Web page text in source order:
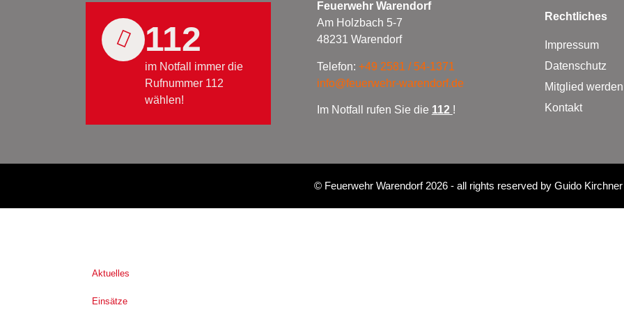
112
im Notfall immer die
Rufnummer 112
wählen!
Feuerwehr Warendorf
Am Holzbach 5-7
48231 Warendorf
Telefon: +49 2581 / 54-1371
info@feuerwehr-warendorf.de
Im Notfall rufen Sie die 112 !
Rechtliches
Impressum
Datenschutz
Mitglied
Kontakt
© Feuerwehr Warendorf 2026- all rights reserved by Guido Kirchner
Aktuelles
Einsätze